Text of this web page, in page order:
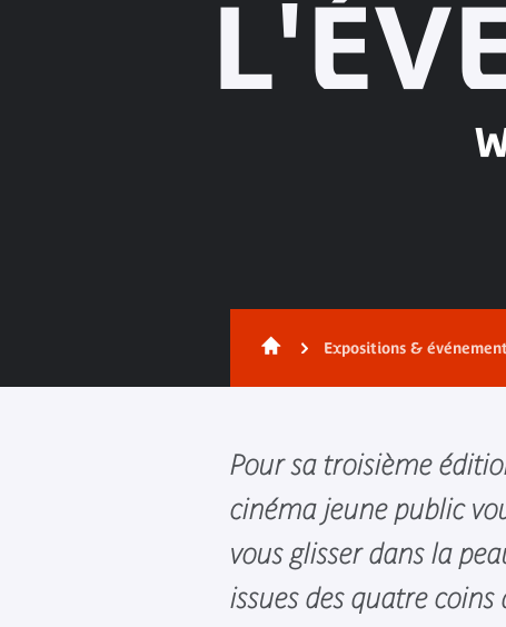
Expositions &
Pour sa troisième
cinéma jeune public
vous glisser dans la
issues des quatre